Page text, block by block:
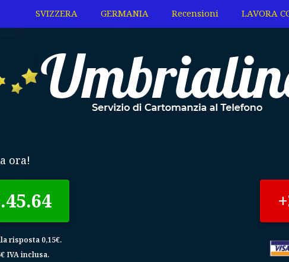
SVIZZERA GERMANIA Recensioni LAVORA
ora!
risposta 0,15€.
IVA inclusa.